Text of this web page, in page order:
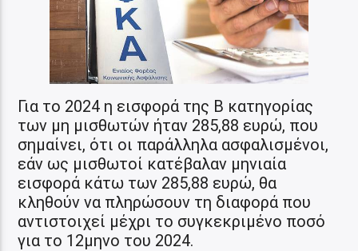
Για το 2024 η εισφορά της Β κατηγορίας
των μη μισθωτών ήταν 285,88 ευρώ, που
σημαίνει, ότι οι παράλληλα ασφαλισμένοι,
εάν ως μισθωτοί κατέβαλαν μηνιαία
εισφορά κάτω των 285,88 ευρώ, θα
κληθούν να πληρώσουν τη διαφορά που
αντιστοιχεί μέχρι το συγκεκριμένο ποσό
για το 12μηνο του 2024.